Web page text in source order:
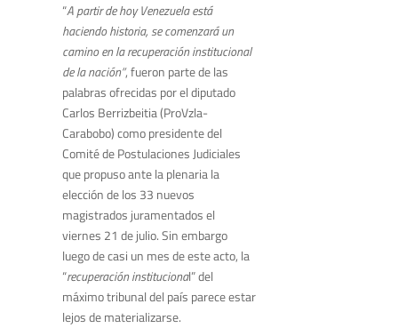
“A partir de hoy Venezuela está
haciendo historia, se comenzará un
camino en la recuperación institucional
de la nación”, fueron parte de las
palabras ofrecidas por el diputado
Carlos Berrizbeitia (ProVzla-
Carabobo) como presidente del
Comité de Postulaciones Judiciales
que propuso ante la plenaria la
elección de los 33 nuevos
magistrados juramentados el
viernes 21 de julio. Sin embargo
luego de casi un mes de este acto, la
“recuperación institucional” del
máximo tribunal del país parece estar
lejos de materializarse.